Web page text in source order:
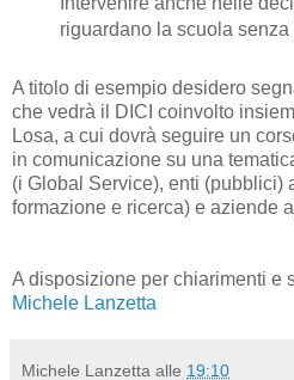
riguardano la scuola
A titolo di esempio desidero
che vedrà il DICI coinvolto
Losa, a cui dovrà seguire un
in comunicazione su una
(i Global Service), enti (pubblici)
formazione e ricerca) e aziende
A disposizione per chiarimenti e
Michele Lanzetta
Michele Lanzetta alle 19:10